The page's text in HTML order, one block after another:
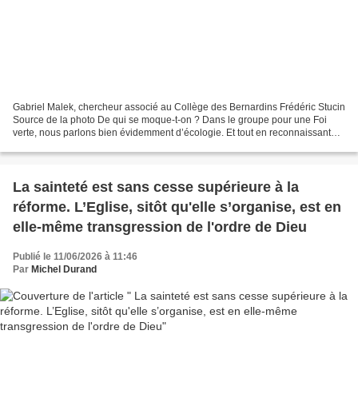
Gabriel Malek, chercheur associé au Collège des Bernardins Frédéric Stucin
Source de la photo De qui se moque-t-on ? Dans le groupe pour une Foi
verte, nous parlons bien évidemment d’écologie. Et tout en reconnaissant
La sainteté est sans cesse supérieure à la
réforme. L’Eglise, sitôt qu'elle s’organise, est en
elle-même transgression de l'ordre de Dieu
Publié le 11/06/2026 à 11:46
Par Michel Durand